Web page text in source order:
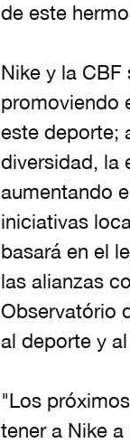
de este
Nike y la
promoviendo
este deporte;
diversidad, la
aumentando
iniciativas
basará en el
las alianzas
Observatório
al deporte y
"Los
tener a Nike